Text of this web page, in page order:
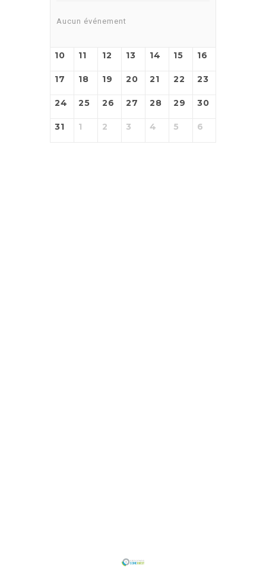
Aucun événement
10 11 12 13 14 15 16
17 18 19 20 21 22 23
24 25 26 27 28 29 30
31 1 2 3 4 5 6